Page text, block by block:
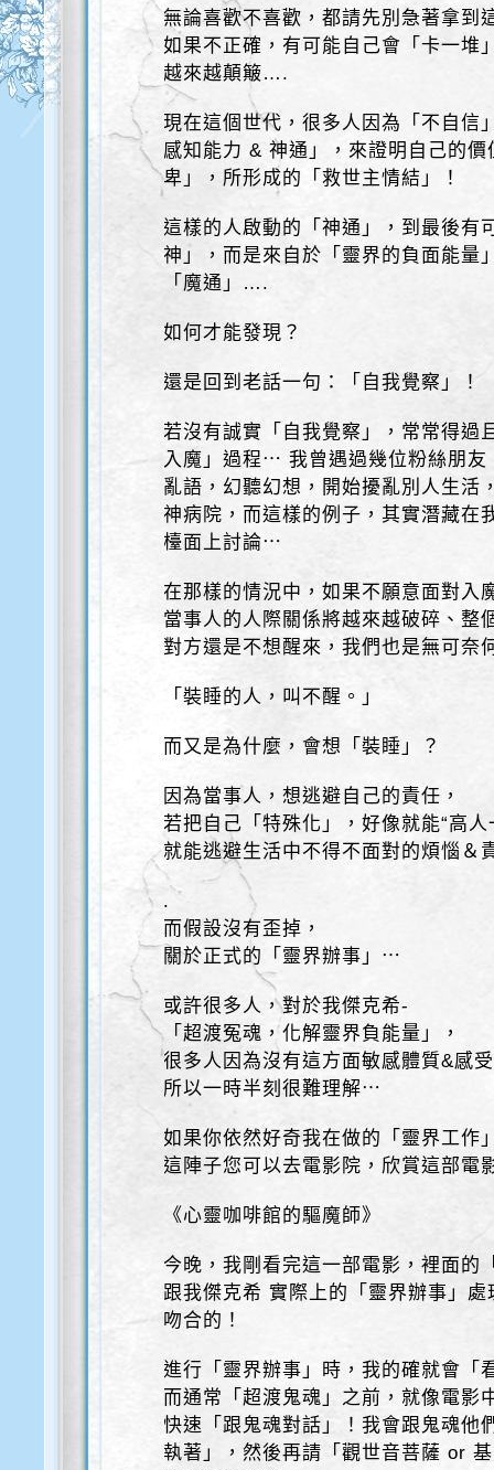
無論喜歡不喜歡，都請先別急著拿到
如果不正確，有可能自己會「卡一堆
越來越顛簸….
現在這個世代，很多人因為「不自信
感知能力 & 神通」，來證明自己的
卑」，所形成的「救世主情結」！
這樣的人啟動的「神通」，到最後有
神」，而是來自於「靈界的負面能量
「魔通」….
如何才能發現？
還是回到老話一句：「自我覺察」！
若沒有誠實「自我覺察」，常常得過
入魔」過程⋯ 我曾遇過幾位粉絲朋
亂語，幻聽幻想，開始擾亂別人生活
神病院，而這樣的例子，其實潛藏在
檯面上討論⋯
在那樣的情況中，如果不願意面對入
當事人的人際關係將越來越破碎、
對方還是不想醒來，我們也是無可奈
「裝睡的人，叫不醒。」
而又是為什麼，會想「裝睡」？
因為當事人，想逃避自己的責任，
若把自己「特殊化」，好像就能“高人
就能逃避生活中不得不面對的煩惱＆
.
而假設沒有歪掉，
關於正式的「靈界辦事」⋯
或許很多人，對於我傑克希-
「超渡冤魂，化解靈界負能量」，
很多人因為沒有這方面敏感體質&感
所以一時半刻很難理解⋯
如果你依然好奇我在做的「靈界工作
這陣子您可以去電影院，欣賞這部電
《心靈咖啡館的驅魔師》
今晚，我剛看完這一部電影，裡面的
跟我傑克希 實際上的「靈界辦事」
吻合的！
進行「靈界辦事」時，我的確就會「
而通常「超渡鬼魂」之前，就像電影
快速「跟鬼魂對話」！我會跟鬼魂他
執著」，然後再請「觀世音菩薩 or